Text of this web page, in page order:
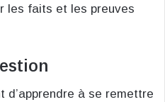
les faits et les preuves
d’apprendre à se remettre